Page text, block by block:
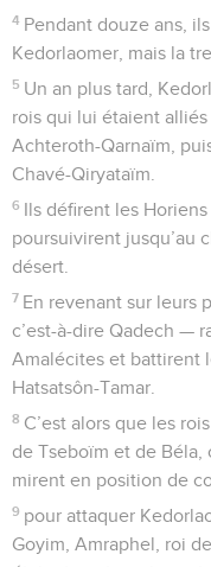
4 Pendant douze ans,
Kedorlaomer, mais la
5 Un an plus tard,
rois qui lui étaient
Achteroth-Qarnaïm,
Chavé-Qiryataïm.
6 Ils défirent les
poursuivirent jusqu’au
désert.
7 En revenant sur leurs
c’est-à-dire Qadech —
Amalécites et battirent
Hatsatsôn-Tamar.
8 C’est alors que les
de Tseboïm et de Béla,
mirent en position de
9 pour attaquer
Goyim, Amraphel, roi